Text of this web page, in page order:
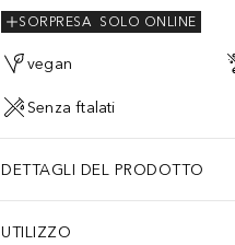
SOLO ONLINE
SORPRESA
vegan
Senza ftalati
DETTAGLI DEL PRODOTTO
UTILIZZO